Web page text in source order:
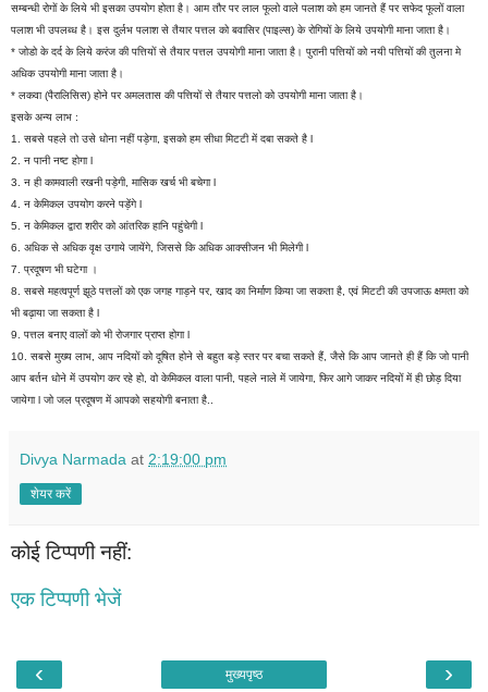
सम्बन्धी रोगों के लिये भी इसका उपयोग होता है। आम तौर पर लाल फूलो वाले पलाश को हम जानते हैं पर सफेद फूलों वाला
पलाश भी उपलब्ध है। इस दुर्लभ पलाश से तैयार पत्तल को बवासिर (पाइल्स) के रोगियों के लिये उपयोगी माना जाता है।
* जोडो के दर्द के लिये करंज की पत्तियों से तैयार पत्तल उपयोगी माना जाता है। पुरानी पत्तियों को नयी पत्तियों की तुलना मे
अधिक उपयोगी माना जाता है।
* लकवा (पैरालिसिस) होने पर अमलतास की पत्तियों से तैयार पत्तलो को उपयोगी माना जाता है।
इसके अन्य लाभ :
1. सबसे पहले तो उसे धोना नहीं पड़ेगा, इसको हम सीधा मिटटी में दबा सकते है l
2. न पानी नष्ट होगा l
3. न ही कामवाली रखनी पड़ेगी, मासिक खर्च भी बचेगा l
4. न केमिकल उपयोग करने पड़ेंगे l
5. न केमिकल द्वारा शरीर को आंतरिक हानि पहुंचेगी l
6. अधिक से अधिक वृक्ष उगाये जायेंगे, जिससे कि अधिक आक्सीजन भी मिलेगी l
7. प्रदूषण भी घटेगा ।
8. सबसे महत्वपूर्ण झूठे पत्तलों को एक जगह गाड़ने पर, खाद का निर्माण किया जा सकता है, एवं मिटटी की उपजाऊ क्षमता को
भी बढ़ाया जा सकता है l
9. पत्तल बनाए वालों को भी रोजगार प्राप्त होगा l
10. सबसे मुख्य लाभ, आप नदियों को दूषित होने से बहुत बड़े स्तर पर बचा सकते हैं, जैसे कि आप जानते ही हैं कि जो पानी
आप बर्तन धोने में उपयोग कर रहे हो, वो केमिकल वाला पानी, पहले नाले में जायेगा, फिर आगे जाकर नदियों में ही छोड़ दिया
जायेगा l जो जल प्रदूषण में आपको सहयोगी बनाता है..
Divya Narmada at 2:19:00 pm
शेयर करें
कोई टिप्पणी नहीं:
एक टिप्पणी भेजें
‹ ›
मुख्यपृष्ठ